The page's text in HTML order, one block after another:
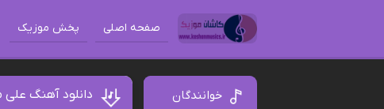
صفحه اصلی پخش موزیک
دانلود آهنگ خوانندگان